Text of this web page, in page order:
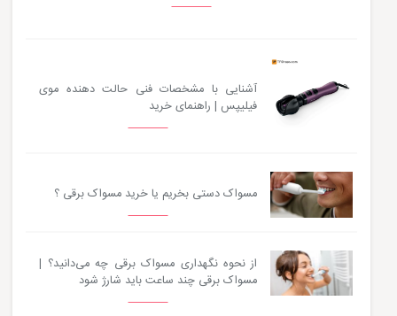
آشنایی با مشخصات فنی حالت دهنده موی
فیلیپس | راهنمای خرید
مسواک دستی بخریم یا خرید مسواک برقی ؟
از نحوه نگهداری مسواک برقی چه می‌دانید؟ |
مسواک برقی چند ساعت باید شارژ شود